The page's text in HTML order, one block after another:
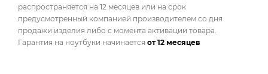
распространяется на 12 месяцев или на срок
предусмотренный компанией производителем со дня
продажи изделия либо с момента активации товара.
Гарантия на ноутбуки начинается от 12 месяцев